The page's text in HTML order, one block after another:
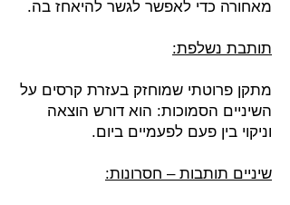
מאחורה כדי לאפשר לגשר להיאחז בה.
תותבת נשלפת:
מתקן פרוטתי שמוחזק בעזרת קרסים על
השיניים הסמוכות: הוא דורש הוצאה
וניקוי בין פעם לפעמיים ביום.
שיניים תותבות – חסרונות: